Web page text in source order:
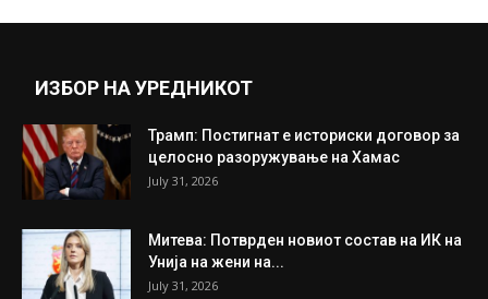
ИЗБОР НА УРЕДНИКОТ
Трамп: Постигнат е историски договор за
целосно разоружување на Хамас
July 31, 2026
Митева: Потврден новиот состав на ИК на
Унија на жени на...
July 31, 2026